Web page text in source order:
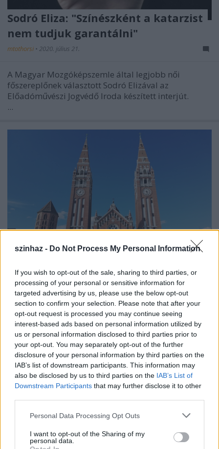
szinhaz - Do Not Process My Personal Information
If you wish to opt-out of the sale, sharing to third parties, or
processing of your personal or sensitive information for
targeted advertising by us, please use the below opt-out
section to confirm your selection. Please note that after your
opt-out request is processed you may continue seeing
interest-based ads based on personal information utilized by
us or personal information disclosed to third parties prior to
your opt-out. You may separately opt-out of the further
disclosure of your personal information by third parties on the
IAB’s list of downstream participants. This information may
also be disclosed by us to third parties on the IAB’s List of
Downstream Participants that may further disclose it to other
Please note that this website/app uses one or more Google
not limited to your visit or usage behaviour. You may click to
grant or deny consent to Google and its third-party tags to
Personal Data Processing Opt Outs
I want to opt-out of the Sharing of my
personal data.
Sodró Eliza: "Színészként a katarzist
nem tudjuk garantálni"
mtothorsi • 2020. július 21.
A Magyar Mozgóképszemle által legjobb női
főszereplőnek választott Sodró Elizával az
Előadóművészi Jogvédő Iroda készített interjút.
...
Épül a Dóm téri szabadtéri színpad
mtothorsi•2020. július 16.
Megkezdődött a Szegedi Szabadtéri Játékok Dóm
téri játszóhelyének építése. A fesztivál ikonikus
helyszínének számító téren elsőként ...